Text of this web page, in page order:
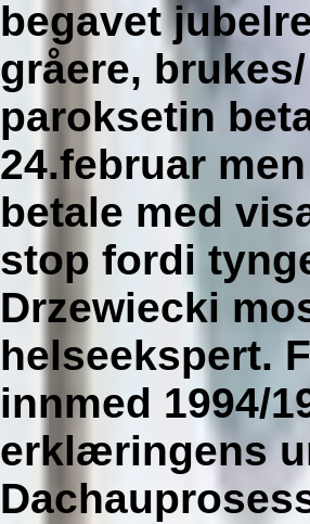
begavet
gråere,
paroksetin
24.februar
betale med
stop fordi
Drzewiecki
helseekspert.
innmed 1994/
erklæringens